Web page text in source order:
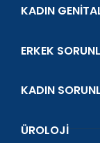
KADIN
ERKEK
KADIN
ÜROLOJI